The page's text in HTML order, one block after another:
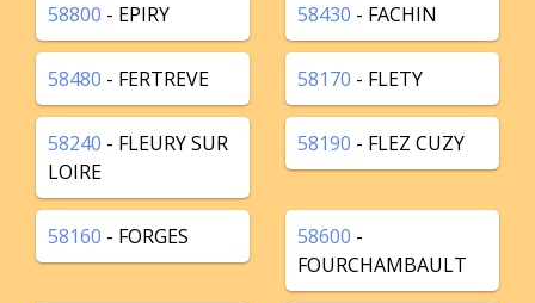
58800 - EPIRY 58430 - FACHIN
58480 - FERTREVE 58170 - FLETY
58240 - FLEURY SUR
LOIRE
58190 - FLEZ CUZY
58160 - FORGES 58600 -
FOURCHAMBAULT